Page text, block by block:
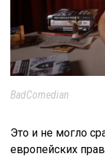
BadComedian
Это и не могло
европейских